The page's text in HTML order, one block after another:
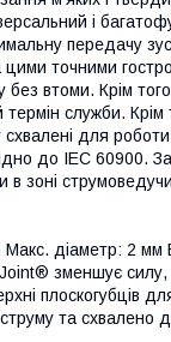
і
передачу
цими точними
втоми. Крім
служби. Крім
схвалені для
до IEC 60900.
в зоні
діаметр: 2 мм
зменшує
плоскогубців
та схвалено